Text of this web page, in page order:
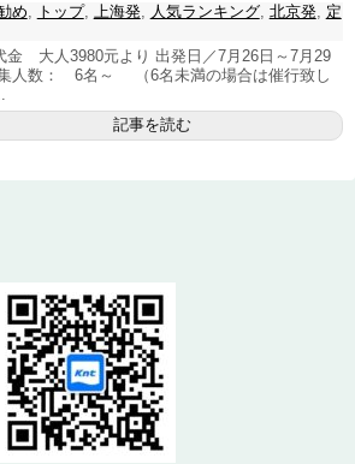
め トップ, 上海発, 人気ランキング, 北京発, 定
金 大人3980元より 出発日／7月26日～7月29
人数： 6名～ （6名未満の場合は催行致し
記事を読む